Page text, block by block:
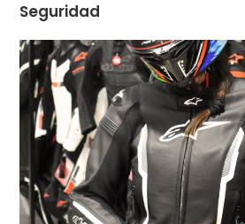
Seguridad